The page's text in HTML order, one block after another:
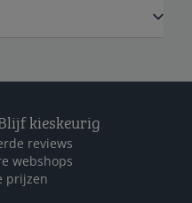
kieskeurig
reviews
webshops
prijzen